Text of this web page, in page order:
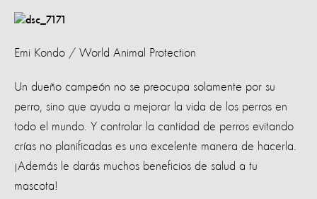
Emi Kondo / World Animal Protection
Un dueño campeón no se preocupa solamente por su
perro, sino que ayuda a mejorar la vida de los perros en
todo el mundo. Y controlar la cantidad de perros evitando
crías no planificadas es una excelente manera de hacerla.
¡Además le darás muchos beneficios de salud a tu
mascota!